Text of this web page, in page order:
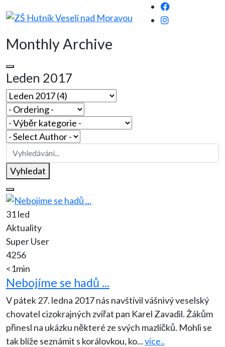
Monthly Archive
Leden 2017
Vyhledat
31 led
Aktuality
Super User
4256
<1min
Nebojíme se hadů ...
V pátek 27. ledna 2017 nás navštívil vášnivý veselský
chovatel cizokrajných zvířat pan Karel Zavadil. Žákům
přinesl na ukázku některé ze svých mazlíčků. Mohli se
tak blíže seznámit s korálovkou, ko...více..